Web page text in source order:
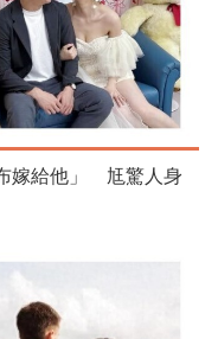
嫁給他」 尪驚人身